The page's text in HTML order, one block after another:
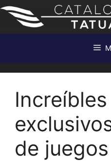
Saltar
contenido
de